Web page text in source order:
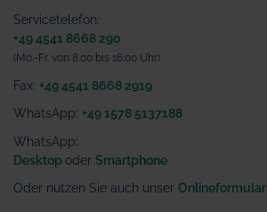
Servicetelefon:
+49 4541 8668 290
(Mo.-Fr. von 8.00 bis 16.00 Uhr)
Fax: +49 4541 8668 2919
WhatsApp: +49 1578 5137188
WhatsApp:
Desktop oder Smartphone
Oder nutzen Sie auch unser Onlineformular